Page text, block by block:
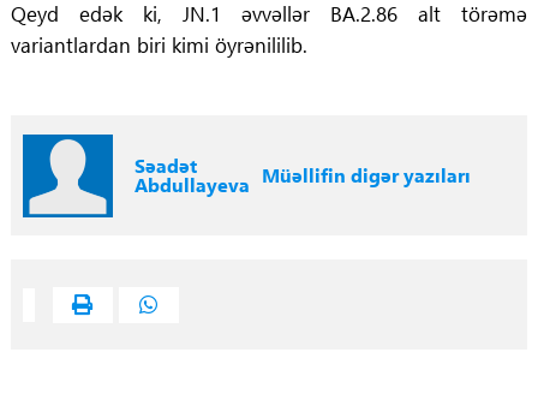
Qeyd edək ki, JN.1 əvvəllər BA.2.86 alt törəmə
variantlardan biri kimi öyrənililib.
Səadət
Abdullayeva Müəllifin digər yazıları